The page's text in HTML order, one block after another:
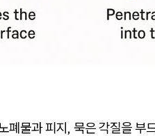
폐물과 피지, 묵은 각질을 부